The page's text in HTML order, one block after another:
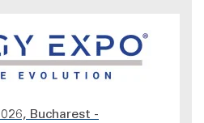
Bucharest -